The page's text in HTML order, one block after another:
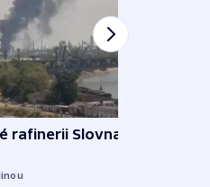
rafinerii Slovnaft